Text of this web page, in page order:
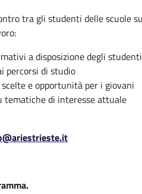
tra gli studenti delle scuole
a disposizione degli
percorsi di studio
e opportunità per i giovani
tematiche di interesse attuale